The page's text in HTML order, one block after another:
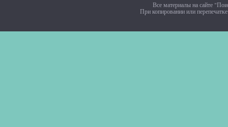
Все материалы на сайте
При копировании или